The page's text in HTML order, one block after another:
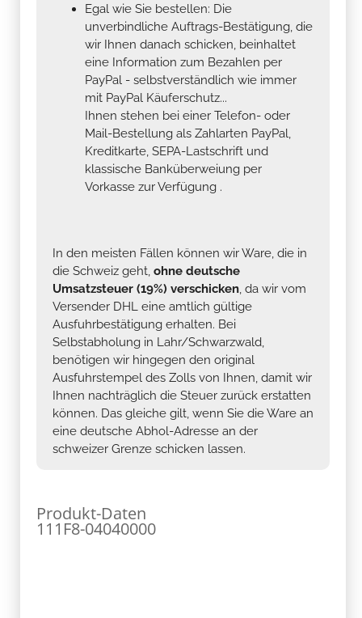
Egal wie Sie bestellen: Die
unverbindliche Auftrags-Bestätigung, die
wir Ihnen danach schicken, beinhaltet
eine Information zum Bezahlen per
PayPal - selbstverständlich wie immer
mit PayPal Käuferschutz...
Ihnen stehen bei einer Telefon- oder
Mail-Bestellung als Zahlarten PayPal,
Kreditkarte, SEPA-Lastschrift und
klassische Banküberweiung per
Vorkasse zur Verfügung .
In den meisten Fällen können wir Ware, die in
die Schweiz geht, ohne deutsche
Umsatzsteuer (19%) verschicken, da wir vom
Versender DHL eine amtlich gültige
Ausfuhrbestätigung erhalten. Bei
Selbstabholung in Lahr/Schwarzwald,
benötigen wir hingegen den original
Ausfuhrstempel des Zolls von Ihnen, damit wir
Ihnen nachträglich die Steuer zurück erstatten
können. Das gleiche gilt, wenn Sie die Ware an
eine deutsche Abhol-Adresse an der
schweizer Grenze schicken lassen.
Produkt-Daten
111F8-04040000